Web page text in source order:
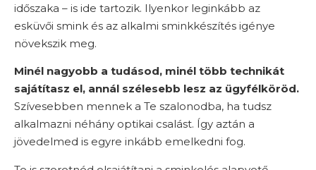
időszaka – is ide tartozik. Ilyenkor leginkább az
esküvői smink és az alkalmi sminkkészítés igénye
növekszik meg.
Minél nagyobb a tudásod, minél több technikát
sajátítasz el, annál szélesebb lesz az ügyfélköröd.
Szívesebben mennek a Te szalonodba, ha tudsz
alkalmazni néhány optikai csalást. Így aztán a
jövedelmed is egyre inkább emelkedni fog.